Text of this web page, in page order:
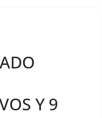
Y 9